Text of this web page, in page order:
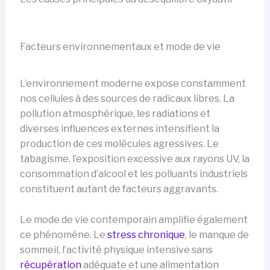
Facteurs environnementaux et mode de vie
L’environnement moderne expose constamment
nos cellules à des sources de radicaux libres. La
pollution atmosphérique, les radiations et
diverses influences externes intensifient la
production de ces molécules agressives. Le
tabagisme, l’exposition excessive aux rayons UV, la
consommation d’alcool et les polluants industriels
constituent autant de facteurs aggravants.
Le mode de vie contemporain amplifie également
ce phénomène. Le stress chronique, le manque de
sommeil, l’activité physique intensive sans
récupérationadéquate et une alimentation